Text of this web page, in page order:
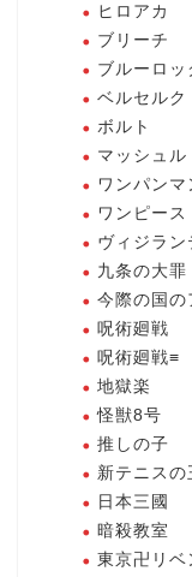
ヒロアカ
ブリーチ
ブルーロッ
ベルセルク
ボルト
マッシュル
ワンパンマ
ワンピース
ヴィジラン
九条の大罪
今際の国の
呪術廻戦
呪術廻戦≡
地獄楽
怪獣8号
推しの子
新テニスの
日本三國
暗殺教室
東京卍リベ